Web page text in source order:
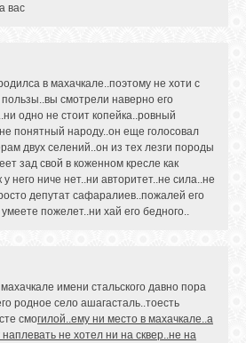
вас
в махачкале..поэтому не хоти с
пользы..вы смотрели наверно его
одно не стоит копейка..ровный
понятный народу..он еще голосовал
двух селений..он из тех лезги породы
зад свой в коженном кресле как
у него ниче нет..ни авторитет..не сила..не
депутат сафаралиев..пожалей его
пожелет..ни хай его бедного..
махачкале имени стальского давно пора
родное село ашагасталь..тоесть
смогилой..ему ни место в махачкале..а
не хотел ни на сквер..не на